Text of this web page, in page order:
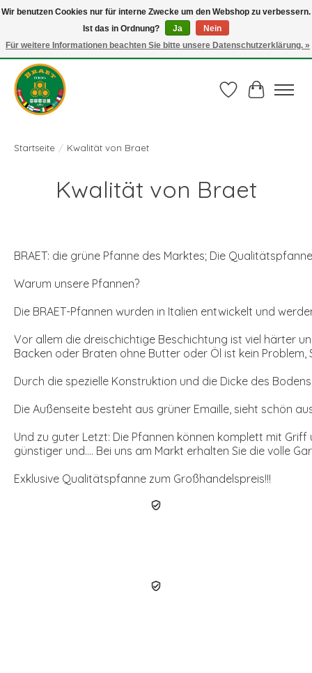
Juli actie: 10% korting op alle ECO-PROOF pannen en bij een bestelling van €
75,00 of meer ook nog een mooie vleestang t.w.v. € 10,00 HELEMAAL GRATIS
Gebruik de code: ECO-PROOF.
Wunschzettel
Ihr
Startseite / Kwalität von Braet
Kwalität von Braet
BRAET: die grüne Pfanne des Marktes; Die
Warum unsere Pfannen?
Die BRAET-Pfannen wurden in Italien entwickelt und
Vor allem die dreischichtige Beschichtung ist viel härter
Backen oder Braten ohne Butter oder Öl ist kein
Durch die spezielle Konstruktion und die Dicke des
Die Außenseite besteht aus grüner Emaille, sieht schön
Und zu guter Letzt: Die Pfannen können komplett mit
günstiger und.... Bei uns am Markt erhalten Sie die volle
Exklusive Qualitätspfanne zum Großhandelspreis!!!
Wir benutzen Cookies nur für interne Zwecke um den Webshop zu verbessern.
Ist das in Ordnung?
Ja
Nein
Für weitere Informationen beachten Sie bitte unsere Datenschutzerklärung. »